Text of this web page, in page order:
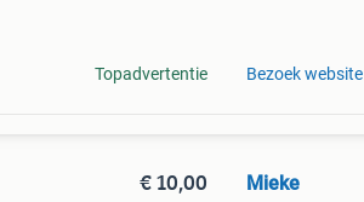
Topadvertentie Bezoek website
€ 10,00 Mieke